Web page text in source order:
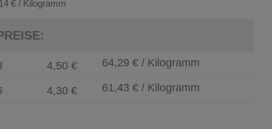
€ / Kilogramm
4,50 € 64,29 € / Kilogramm
4,30 € 61,43 € / Kilogramm